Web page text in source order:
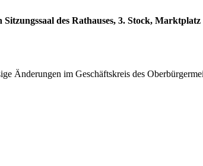
des Rathauses, 3. Stock, Marktplatz
Änderungen im Geschäftskreis des